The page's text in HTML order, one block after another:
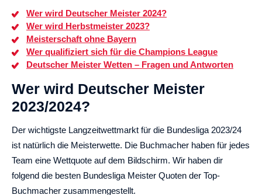
Wer wird Deutscher Meister 2024?
Wer wird Herbstmeister 2023?
Meisterschaft ohne Bayern
Wer qualifiziert sich für die Champions League
Deutscher Meister Wetten – Fragen und Antworten
Wer wird Deutscher Meister
2023/2024?
Der wichtigste Langzeitwettmarkt für die Bundesliga 2023/24
ist natürlich die Meisterwette. Die Buchmacher haben für jedes
Team eine Wettquote auf dem Bildschirm. Wir haben dir
folgend die besten Bundesliga Meister Quoten der Top-
Buchmacher zusammengestellt.